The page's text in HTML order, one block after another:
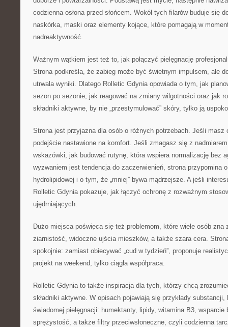
codzienna osłona przed słońcem. Wokół tych filarów buduje się
naskórka, maski oraz elementy kojące, które pomagają w
nadreaktywność.
Ważnym wątkiem jest też to, jak połączyć pielęgnację
Strona podkreśla, że zabieg może być świetnym impulsem, ale
utrwala wyniki. Dlatego Rolletic Gdynia opowiada o tym, jak
sezon po sezonie, jak reagować na zmiany wilgotności oraz jak
składniki aktywne, by nie „przestymulować” skóry, tylko ją
Strona jest przyjazna dla osób o różnych potrzebach. Jeśli masz
podejście nastawione na komfort. Jeśli zmagasz się z
wskazówki, jak budować rutynę, która wspiera normalizację bez
wyzwaniem jest tendencja do zaczerwienień, strona przypomina
hydrolipidowej i o tym, że „mniej” bywa mądrzejsze. A jeśli
Rolletic Gdynia pokazuje, jak łączyć ochronę z rozważnym
ujędrniających.
Dużo miejsca poświęca się też problemom, które wiele osób zna
ziarnistość, widoczne ujścia mieszków, a także szara cera.
spokojnie: zamiast obiecywać „cud w tydzień”, proponuje
projekt na weekend, tylko ciągła współpraca.
Rolletic Gdynia to także inspiracja dla tych, którzy chcą
składniki aktywne. W opisach pojawiają się przykłady
świadomej pielęgnacji: humektanty, lipidy, witamina B3, wsparcie
sprężystość, a także filtry przeciwsłoneczne, czyli codzienna